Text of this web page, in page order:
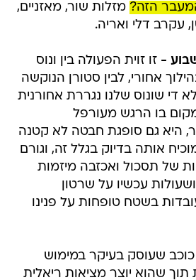
הזה? מזלות שור, מאזניים,
עקרב דלי ואריה.
- זו זוית הפעולה בין ונוס
אחורי, לבין סטורן הנוקשה
די שונוס שלנו נגררת אחורנית
בו הרגש מעורפל
היא גם סופגת חבטה לא קטנה
אותה בדיוק בגלל זה, וגורם
של תסכול ואכזבה מיזמות
עכשיו על שרטון
בשטח טופחות על פנינו
שעוסק בעיקר במימוש
תוך שהוא יוצר מציאות ריאלית